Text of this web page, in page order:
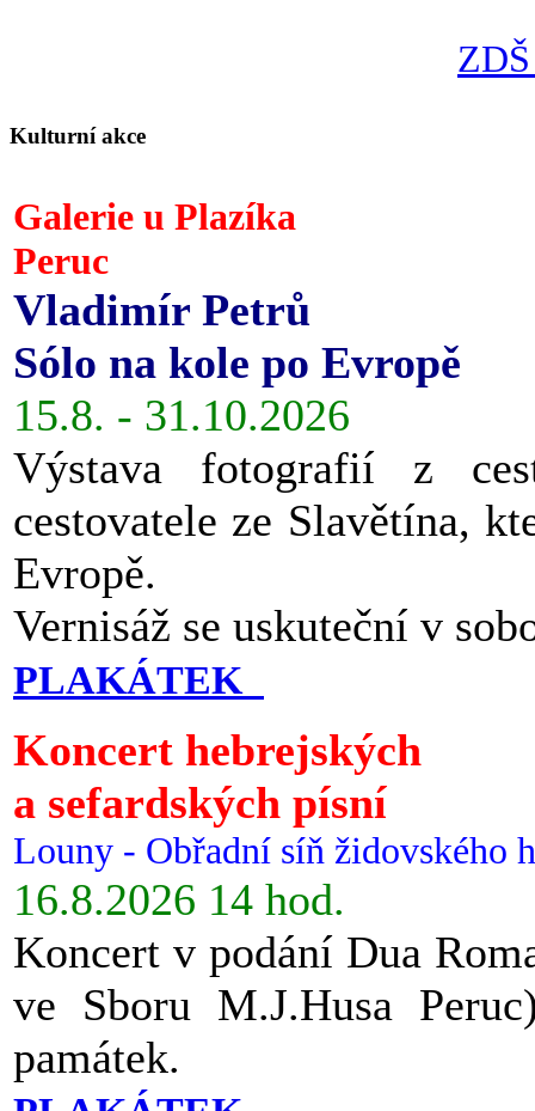
Kulturní akce
Galerie u Plazíka
Peruc
Vladimír Petrů
Sólo na kole po Evropě
15.8. - 31.10.2026
Výstava fotografií z
cestovatele ze Slavětína,
Evropě.
Vernisáž se uskuteční v
PLAKÁTEK
Koncert hebrejských
a sefardských písní
Louny - Obřadní síň židovského
16.8.2026 14 hod.
Koncert v podání Dua
ve Sboru M.J.Husa
památek.